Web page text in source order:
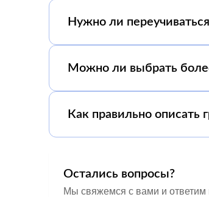
Нужно ли
Можно ли выбрать
Как правильно описать
Остались вопросы?
Мы свяжемся с вами и ответим